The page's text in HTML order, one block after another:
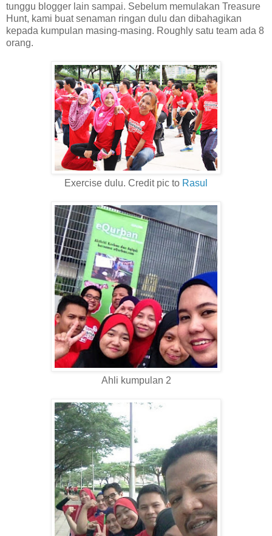
tunggu blogger lain sampai. Sebelum memulakan Treasure
Hunt, kami buat senaman ringan dulu dan dibahagikan
kepada kumpulan masing-masing. Roughly satu team ada 8
orang.
Exercise dulu. Credit pic to Rasul
Ahli kumpulan 2